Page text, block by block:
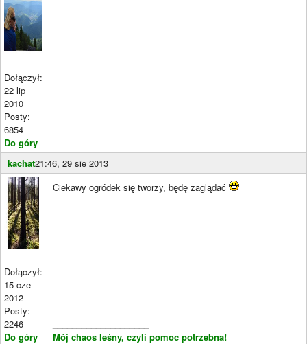
Dołączył:
22 lip
2010
Posty:
6854
Do góry
kachat21:46, 29 sie 2013
Dołączył:
15 cze
2012
Posty:
2246
Do góry
Ciekawy ogródek się tworzy, będę zaglądać
Mój chaos leśny, czyli pomoc potrzebna!